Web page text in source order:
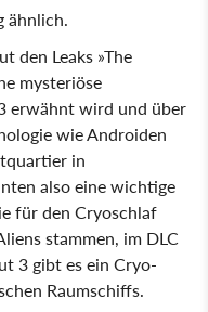
ähnlich.
den Leaks »The
mysteriöse
erwähnt wird und über
wie Androiden
in
also eine wichtige
für den Cryoschlaf
stammen, im DLC
3 gibt es ein Cryo-
Raumschiffs.